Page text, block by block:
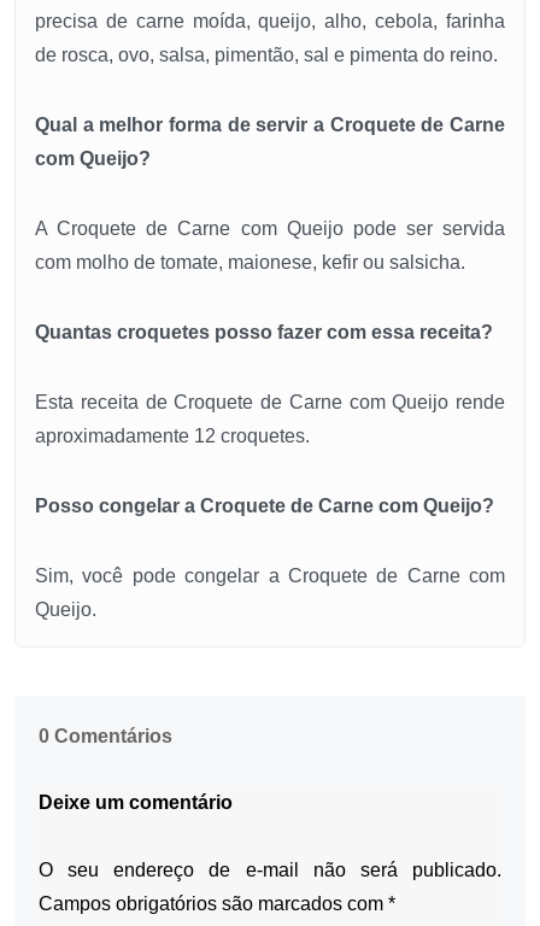
precisa de carne moída, queijo, alho, cebola, farinha
de rosca, ovo, salsa, pimentão, sal e pimenta do reino.
Qual a melhor forma de servir a Croquete de Carne
com Queijo?
A Croquete de Carne com Queijo pode ser servida
com molho de tomate, maionese, kefir ou salsicha.
Quantas croquetes posso fazer com essa receita?
Esta receita de Croquete de Carne com Queijo rende
aproximadamente 12 croquetes.
Posso congelar a Croquete de Carne com Queijo?
Sim, você pode congelar a Croquete de Carne com
Queijo.
0 Comentários
Deixe um comentário
O seu endereço de e-mail não será publicado.
Campos obrigatórios são marcados com *